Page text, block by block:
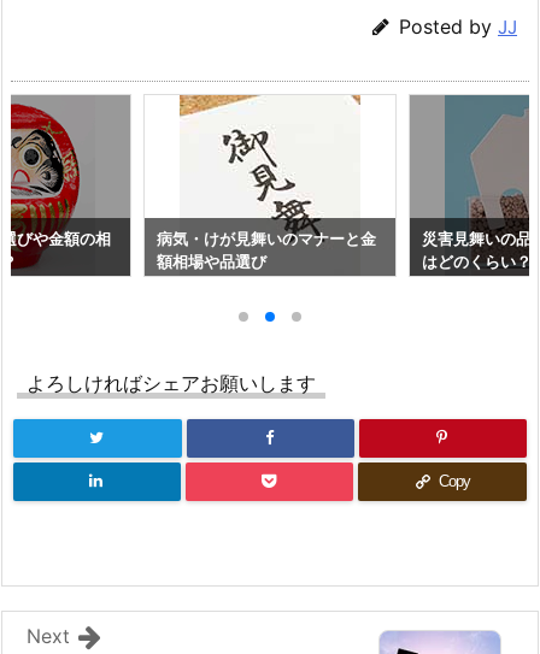
Posted by JJ
びや金額の相
病気・けが見舞いのマナーと金
額相場や品選び
災害見舞いの品
はどのくらい？
よろしければシェアお願いします
Copy
Next